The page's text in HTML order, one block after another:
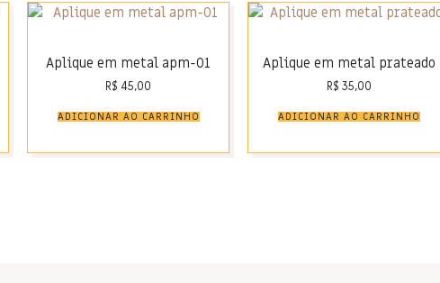
Aplique em metal apm-01
R$ 45,00
ADICIONAR AO CARRINHO
Aplique em metal prateado
R$ 35,00
ADICIONAR AO CARRINHO